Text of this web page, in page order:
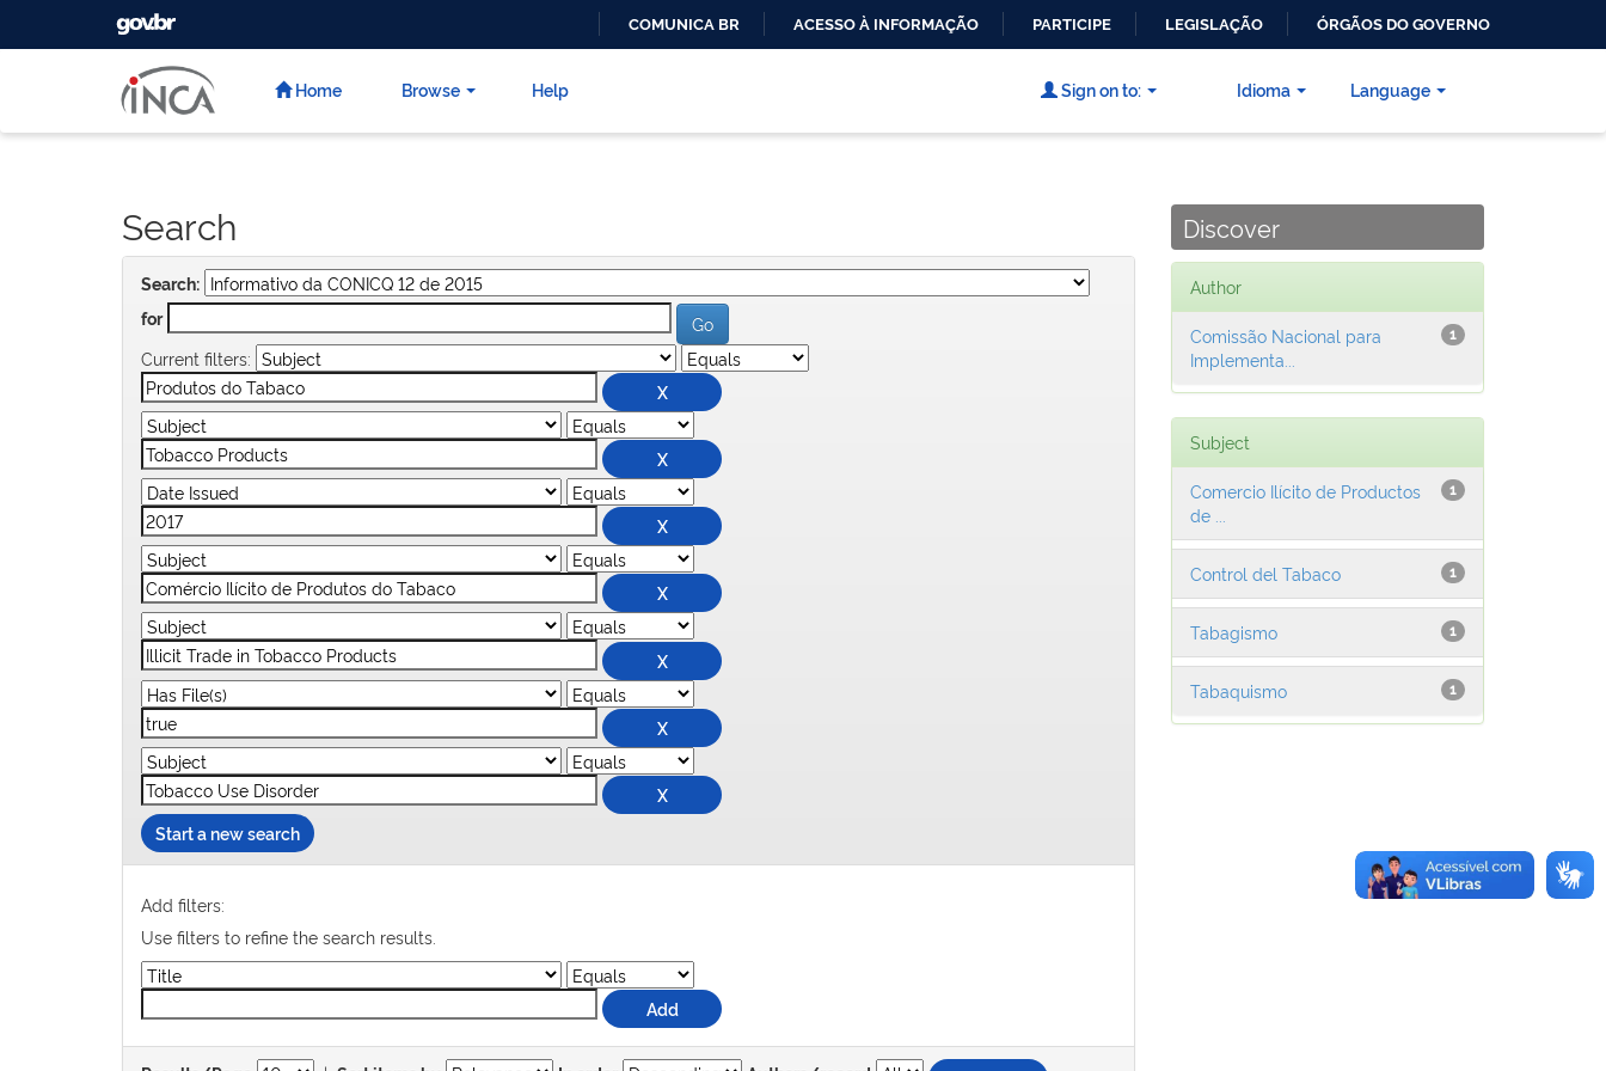
CONTEÚDO
GOVBR
COMUNICA BR ACESSO À INFORMAÇÃO PARTICIPE LEGISLAÇÃO ÓRGÃOS DO GOVERNO
Home Browse Help Language
Sign on to: Idioma
Search
Search:
for
Current filters:
Start a new search
Add filters:
Use filters to refine the search results.
Discover
Author
1
Comissão Nacional para
Implementa...
Subject
1
Comercio Ilícito de Productos
de ...
1
Control del Tabaco
1
Tabagismo
1
Tabaquismo